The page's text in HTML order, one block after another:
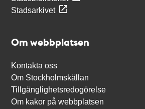
Stadsarkivet
Om webbplatsen
Kontakta oss
Om Stockholmskällan
Tillgänglighetsredogörelse
Om kakor på webbplatsen